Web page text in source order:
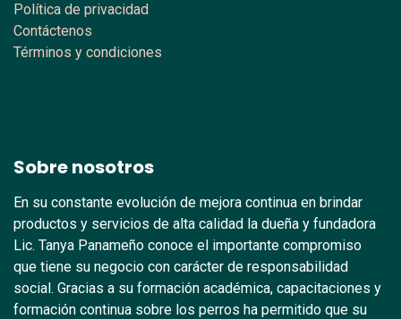
Política de privacidad
Contáctenos
Términos y condiciones
Sobre nosotros
En su constante evolución de mejora continua en brindar
productos y servicios de alta calidad la dueña y fundadora
Lic. Tanya Panameño conoce el importante compromiso
que tiene su negocio con carácter de responsabilidad
social. Gracias a su formación académica, capacitaciones y
formación continua sobre los perros ha permitido que su